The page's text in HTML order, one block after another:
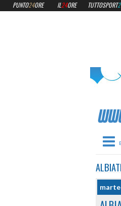
PUNTO24ORE IL24ORE TUTTOSPORT